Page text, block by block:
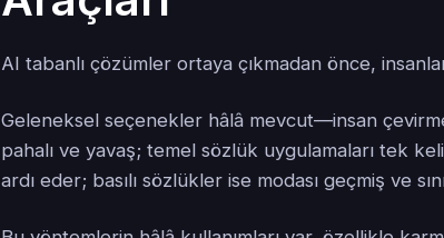
AI tabanlı çözümler ortaya çıkmadan önce,
Geleneksel seçenekler hâlâ mevcut—insan
pahalı ve yavaş; temel sözlük uygulamaları tek
ardı eder; basılı sözlükler ise modası geçmiş ve